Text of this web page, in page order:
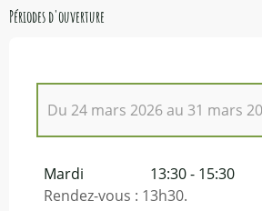
Périodes d'ouverture
1 janvier 2026
Du 24 mars 2026 au 31 mars
Mardi
13:30 - 15:30
Rendez-vous : 13h30.